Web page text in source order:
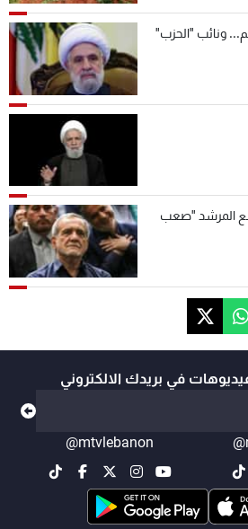
ونائب "الحزب"
مع المرشد "صعب
في بريدك الالكتروني
@mtvlebanon